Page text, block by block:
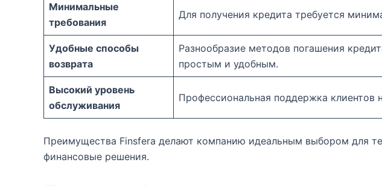
Минимальные
требования
Для получения кредита требуется
Удобные способы
возврата
Разнообразие методов погашения
простым и удобным.
Высокий уровень
обслуживания
Профессиональная поддержка клиентов
Преимущества Finsfera делают компанию идеальным выбором для
финансовые решения.